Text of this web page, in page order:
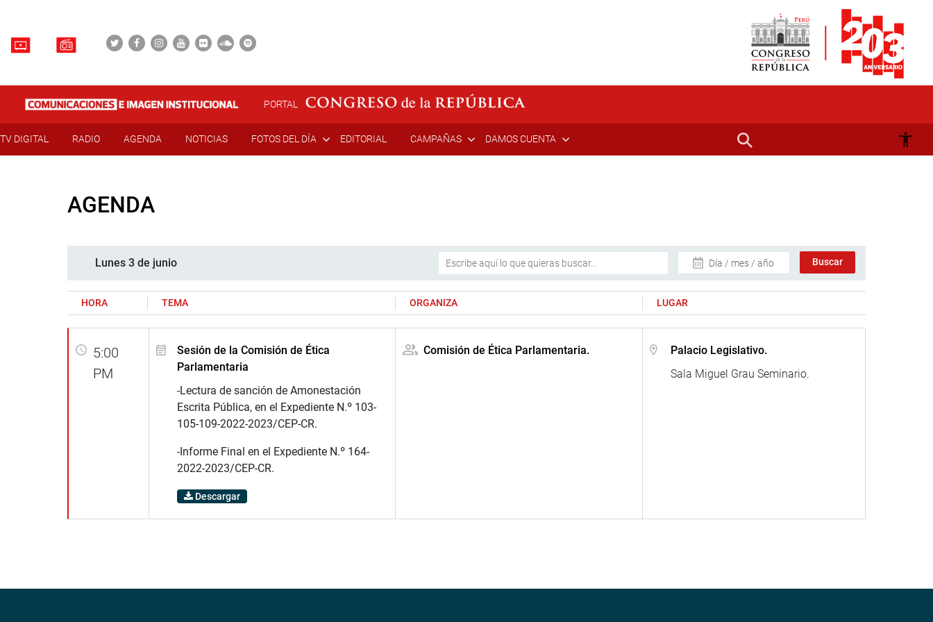
PORTAL
TV DIGITAL RADIO AGENDA NOTICIAS FOTOS DEL DÍA EDITORIAL CAMPAÑAS DAMOS CUENTA
AGENDA
Lunes 3 de junio Día / mes / año
HORA TEMA ORGANIZA LUGAR
5:00
PM
Sesión de la Comisión de Ética
Parlamentaria
-Lectura de sanción de Amonestación
Escrita Pública, en el Expediente N.º 103-
105-109-2022-2023/CEP-CR.
-Informe Final en el Expediente N.º 164-
2022-2023/CEP-CR.
Descargar
Comisión de Ética Parlamentaria.
Palacio Legislativo.
Sala Miguel Grau Seminario.